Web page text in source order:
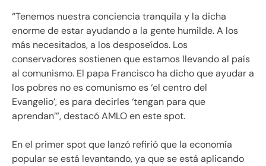
“Tenemos nuestra conciencia tranquila y la dicha
enorme de estar ayudando a la gente humilde. A los
más necesitados, a los desposeídos. Los
conservadores sostienen que estamos llevando al país
al comunismo. El papa Francisco ha dicho que ayudar a
los pobres no es comunismo es ‘el centro del
Evangelio’, es para decirles ‘tengan para que
aprendan’”, destacó AMLO en este spot.
En el primer spot que lanzó refirió que la economía
popular se está levantando, ya que se está aplicando